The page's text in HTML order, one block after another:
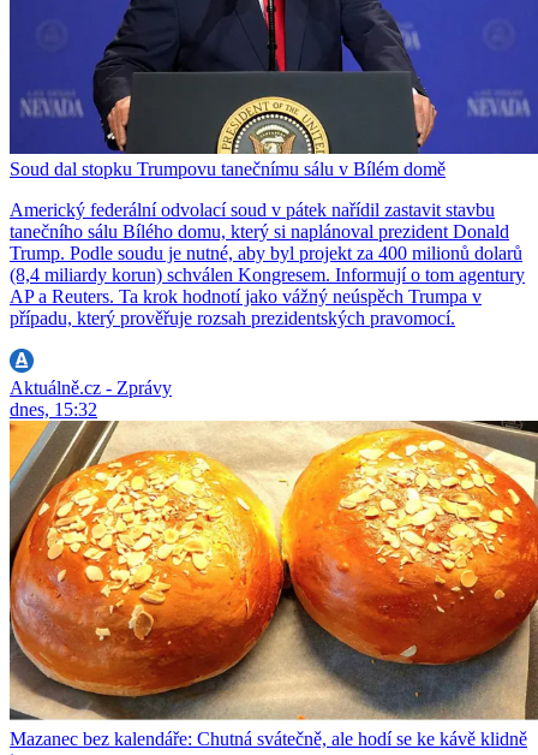
Soud dal stopku Trumpovu tanečnímu sálu v Bílém domě
Americký federální odvolací soud v pátek nařídil zastavit stavbu
tanečního sálu Bílého domu, který si naplánoval prezident Donald
Trump. Podle soudu je nutné, aby byl projekt za 400 milionů dolarů
(8,4 miliardy korun) schválen Kongresem. Informují o tom agentury
AP a Reuters. Ta krok hodnotí jako vážný neúspěch Trumpa v
případu, který prověřuje rozsah prezidentských pravomocí.
Aktuálně.cz - Zprávy
dnes, 15:32
Mazanec bez kalendáře: Chutná svátečně, ale hodí se ke kávě klidně